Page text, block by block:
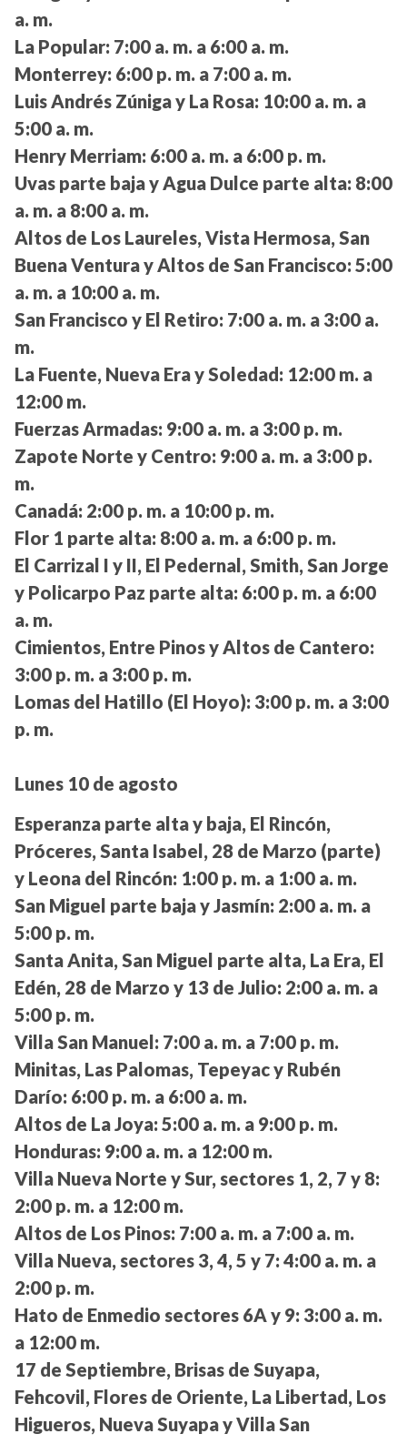
a. m.
La Popular: 7:00 a. m. a 6:00 a. m.
Monterrey: 6:00 p. m. a 7:00 a. m.
Luis Andrés Zúniga y La Rosa: 10:00 a. m. a
5:00 a. m.
Henry Merriam: 6:00 a. m. a 6:00 p. m.
Uvas parte baja y Agua Dulce parte alta: 8:00
a. m. a 8:00 a. m.
Altos de Los Laureles, Vista Hermosa, San
Buena Ventura y Altos de San Francisco: 5:00
a. m. a 10:00 a. m.
San Francisco y El Retiro: 7:00 a. m. a 3:00 a.
m.
La Fuente, Nueva Era y Soledad: 12:00 m. a
12:00 m.
Fuerzas Armadas: 9:00 a. m. a 3:00 p. m.
Zapote Norte y Centro: 9:00 a. m. a 3:00 p.
m.
Canadá: 2:00 p. m. a 10:00 p. m.
Flor 1 parte alta: 8:00 a. m. a 6:00 p. m.
El Carrizal I y II, El Pedernal, Smith, San Jorge
y Policarpo Paz parte alta: 6:00 p. m. a 6:00
a. m.
Cimientos, Entre Pinos y Altos de Cantero:
3:00 p. m. a 3:00 p. m.
Lomas del Hatillo (El Hoyo): 3:00 p. m. a 3:00
p. m.
Lunes 10 de agosto
Esperanza parte alta y baja, El Rincón,
Próceres, Santa Isabel, 28 de Marzo (parte)
y Leona del Rincón: 1:00 p. m. a 1:00 a. m.
San Miguel parte baja y Jasmín: 2:00 a. m. a
5:00 p. m.
Santa Anita, San Miguel parte alta, La Era, El
Edén, 28 de Marzo y 13 de Julio: 2:00 a. m. a
5:00 p. m.
Villa San Manuel: 7:00 a. m. a 7:00 p. m.
Minitas, Las Palomas, Tepeyac y Rubén
Darío: 6:00 p. m. a 6:00 a. m.
Altos de La Joya: 5:00 a. m. a 9:00 p. m.
Honduras: 9:00 a. m. a 12:00 m.
Villa Nueva Norte y Sur, sectores 1, 2, 7 y 8:
2:00 p. m. a 12:00 m.
Altos de Los Pinos: 7:00 a. m. a 7:00 a. m.
Villa Nueva, sectores 3, 4, 5 y 7: 4:00 a. m. a
2:00 p. m.
Hato de Enmedio sectores 6A y 9: 3:00 a. m.
a 12:00 m.
17 de Septiembre, Brisas de Suyapa,
Fehcovil, Flores de Oriente, La Libertad, Los
Higueros, Nueva Suyapa y Villa San